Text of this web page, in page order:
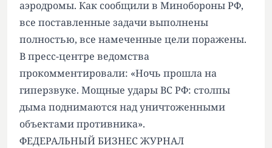
аэродромы. Как сообщили в Минобороны РФ,
все поставленные задачи выполнены
полностью, все намеченные цели поражены.
В пресс-центре ведомства
прокомментировали: «Ночь прошла на
гиперзвуке. Мощные удары ВС РФ: столпы
дыма поднимаются над уничтоженными
объектами противника».
ФЕДЕРАЛЬНЫЙ БИЗНЕС ЖУРНАЛ